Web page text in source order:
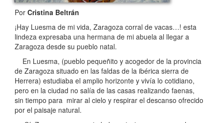
Por Cristina Beltrán
¡Hay Luesma de mi vida, Zaragoza corral de vacas…! esta
lindeza expresaba una hermana de mi abuela al llegar a
Zaragoza desde su pueblo natal.
En Luesma, (pueblo pequeñito y acogedor de la provincia
de Zaragoza situado en las faldas de la ibérica sierra de
Herrera) estudiaba el amplio horizonte y vivía lo cotidiano,
pero en la ciudad no salía de las casas realizando faenas,
sin tiempo para mirar al cielo y respirar el descanso ofrecido
por el paisaje natural.